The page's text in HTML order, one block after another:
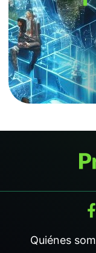
Quiénes